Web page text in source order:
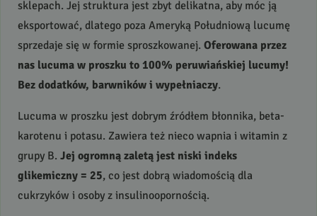
sklepach. Jej struktura jest zbyt delikatna, aby móc ją
eksportować, dlatego poza Ameryką Południową lucumę
sprzedaje się w formie sproszkowanej. Oferowana przez
nas lucuma w proszku to 100% peruwiańskiej lucumy!
Bez dodatków, barwników i wypełniaczy.
Lucuma w proszku jest dobrym źródłem błonnika, beta-
karotenu i potasu. Zawiera też nieco wapnia i witamin z
grupy B. Jej ogromną zaletą jest niski indeks
glikemiczny = 25, co jest dobrą wiadomością dla
cukrzyków i osoby z insulinoopornością.